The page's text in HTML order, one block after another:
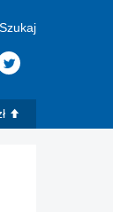
Szukaj